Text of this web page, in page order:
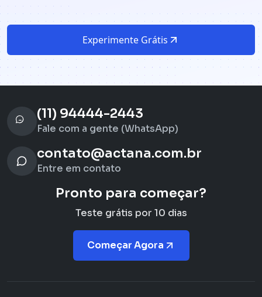
Experimente Grátis
(11) 94444-2443
Fale com a gente (WhatsApp)
contato@actana.com.br
Entre em contato
Pronto para começar?
Teste grátis por 10 dias
Começar Agora